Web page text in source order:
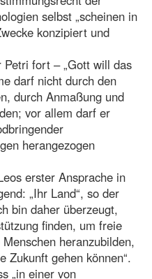
selbst „scheinen in
konzipiert und
fort – „Gott will das
darf nicht durch den
durch Anmaßung und
vor allem darf er
herangezogen
erster Ansprache in
„Ihr Land“, so der
bin daher überzeugt,
finden, um freie
heranzubilden,
Zukunft gehen können“.
„in einer von